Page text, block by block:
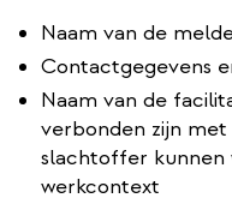
Naam van de
Contactgegevens
Naam van de
verbonden zijn
slachtoffer kunnen
werkcontext